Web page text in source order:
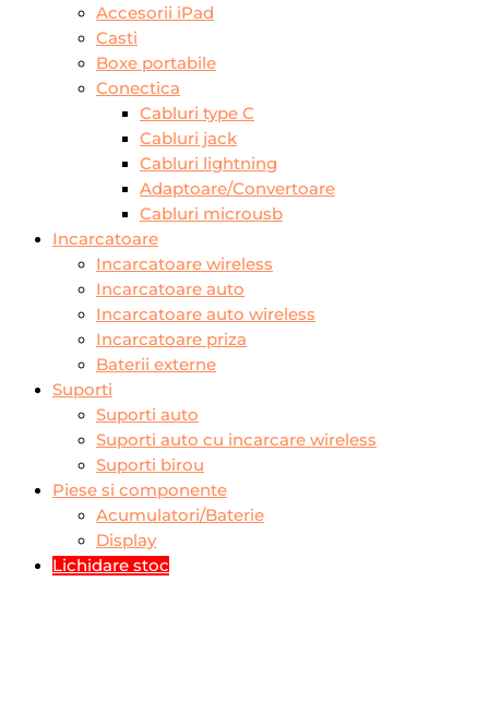
Accesorii iPad
Casti
Boxe portabile
Conectica
Cabluri type C
Cabluri jack
Cabluri lightning
Adaptoare/Convertoare
Cabluri microusb
Incarcatoare
Incarcatoare wireless
Incarcatoare auto
Incarcatoare auto wireless
Incarcatoare priza
Baterii externe
Suporti
Suporti auto
Suporti auto cu incarcare wireless
Suporti birou
Piese si componente
Acumulatori/Baterie
Display
Lichidare stoc